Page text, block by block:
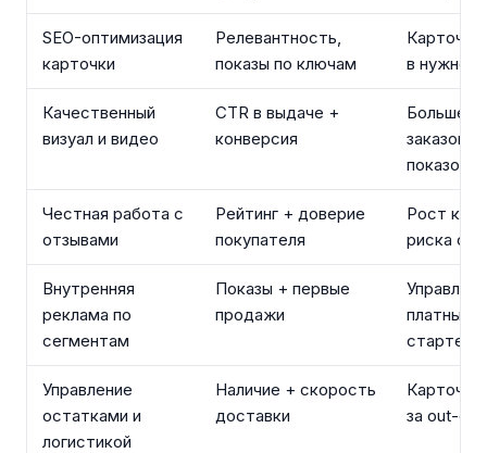
SEO-оптимизация
карточки
Релевантность,
показы по ключам
Карточка
в нужной
Качественный
визуал и видео
CTR в выдаче +
конверсия
Больше
заказов
показов
Честная работа с
отзывами
Рейтинг + доверие
покупателя
Рост
риска
Внутренняя
реклама по
сегментам
Показы + первые
продажи
платный
старте
Управление
остатками и
логистикой
Наличие + скорость
доставки
за out-